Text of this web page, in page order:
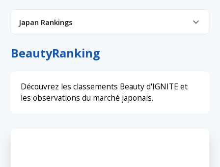
Japan Rankings
Fashion
Finance Health
YouTube
BeautyRanking
Découvrez les classements Beauty d'IGNITE et
les observations du marché japonais.